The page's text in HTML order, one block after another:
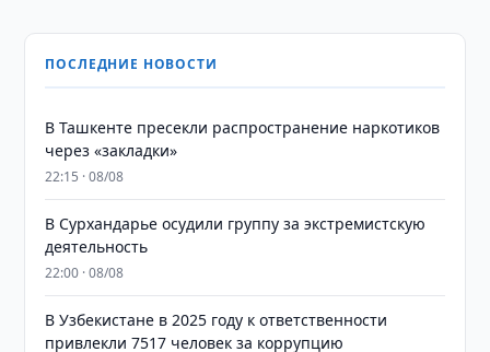
ПОСЛЕДНИЕ НОВОСТИ
В Ташкенте пресекли распространение наркотиков
через «закладки»
22:15 · 08/08
В Сурхандарье осудили группу за экстремистскую
деятельность
22:00 · 08/08
В Узбекистане в 2025 году к ответственности
привлекли 7517 человек за коррупцию